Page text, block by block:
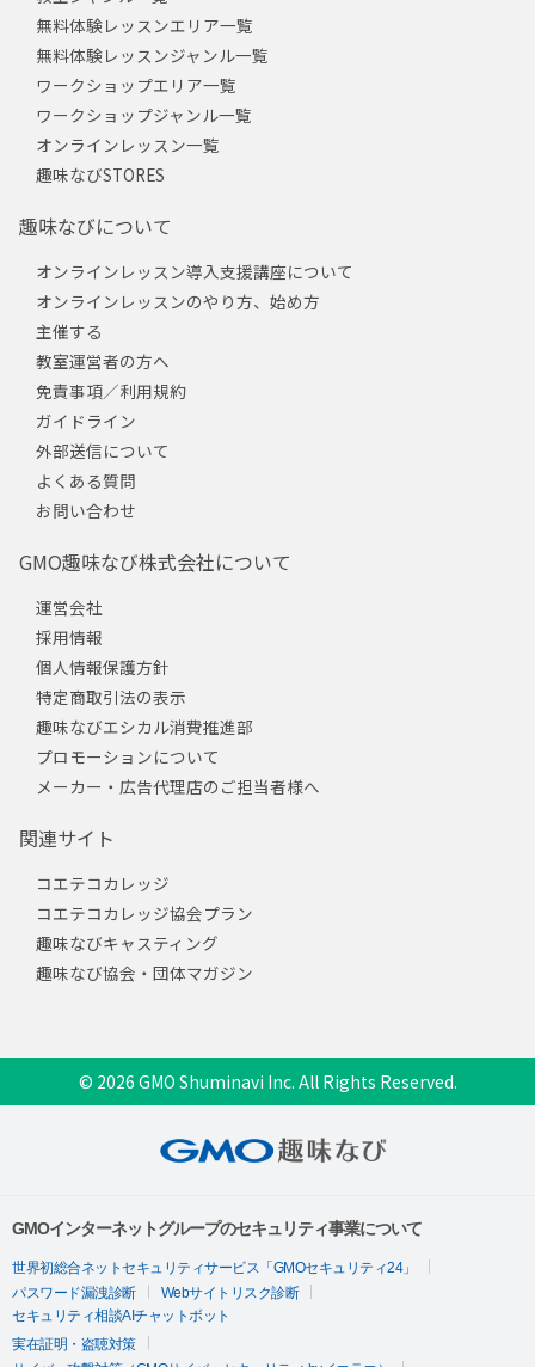
無料体験レッスンエリア一覧
無料体験レッスンジャンル一覧
ワークショップエリア一覧
ワークショップジャンル一覧
オンラインレッスン一覧
趣味なびSTORES
趣味なびについて
オンラインレッスン導入支援講座について
オンラインレッスンのやり方、始め方
主催する
教室運営者の方へ
免責事項／利用規約
ガイドライン
外部送信について
よくある質問
お問い合わせ
GMO趣味なび株式会社について
運営会社
採用情報
個人情報保護方針
特定商取引法の表示
趣味なびエシカル消費推進部
プロモーションについて
メーカー・広告代理店のご担当者様へ
関連サイト
コエテコカレッジ
コエテコカレッジ協会プラン
趣味なびキャスティング
趣味なび協会・団体マガジン
© 2026 GMO Shuminavi Inc. All Rights Reserved.